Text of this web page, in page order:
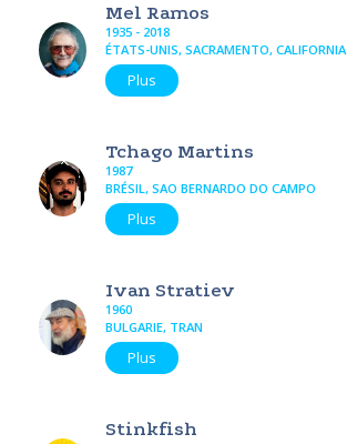
Mel Ramos
1935 - 2018
ÉTATS-UNIS, SACRAMENTO, CALIFORNIA
Plus
Tchago Martins
1987
BRÉSIL, SAO BERNARDO DO CAMPO
Plus
Ivan Stratiev
1960
BULGARIE, TRAN
Plus
Stinkfish